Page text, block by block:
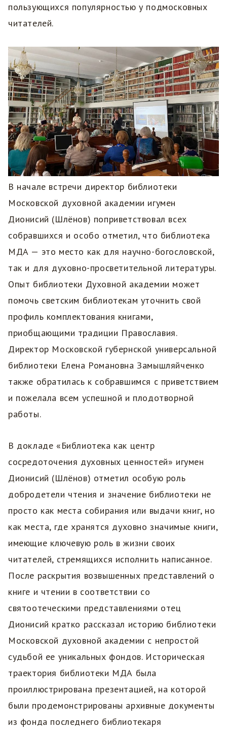
пользующихся популярностью у подмосковных
читателей.
В начале встречи директор библиотеки
Московской духовной академии игумен
Дионисий (Шлëнов) поприветствовал всех
собравшихся и особо отметил, что библиотека
МДА — это место как для научно-богословской,
так и для духовно-просветительной литературы.
Опыт библиотеки Духовной академии может
помочь светским библиотекам уточнить свой
профиль комплектования книгами,
приобщающими традиции Православия.
Директор Московской губернской универсальной
библиотеки Елена Романовна Замышляйченко
также обратилась к собравшимся с приветствием
и пожелала всем успешной и плодотворной
работы.
В докладе «Библиотека как центр
сосредоточения духовных ценностей» игумен
Дионисий (Шлëнов) отметил особую роль
добродетели чтения и значение библиотеки не
просто как места собирания или выдачи книг, но
как места, где хранятся духовно значимые книги,
имеющие ключевую роль в жизни своих
читателей, стремящихся исполнить написанное.
После раскрытия возвышенных представлений о
книге и чтении в соответствии со
святоотеческими представлениями отец
Дионисий кратко рассказал историю библиотеки
Московской духовной академии с непростой
судьбой ее уникальных фондов. Историческая
траектория библиотеки МДА была
проиллюстрирована презентацией, на которой
были продемонстрированы архивные документы
из фонда последнего библиотекаря